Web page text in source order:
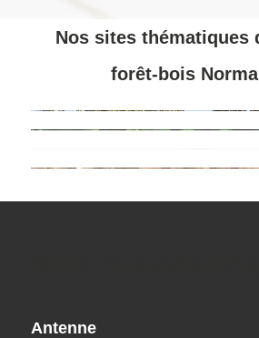
Nos sites thématiques
forêt-bois
Antenne